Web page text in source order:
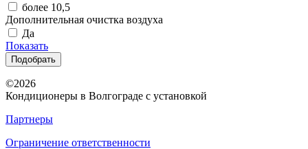
более 10,5
Дополнительная очистка воздуха
Да
Показать
Подобрать
©2026
Кондиционеры в Волгограде с установкой
Партнеры
Ограничение ответственности